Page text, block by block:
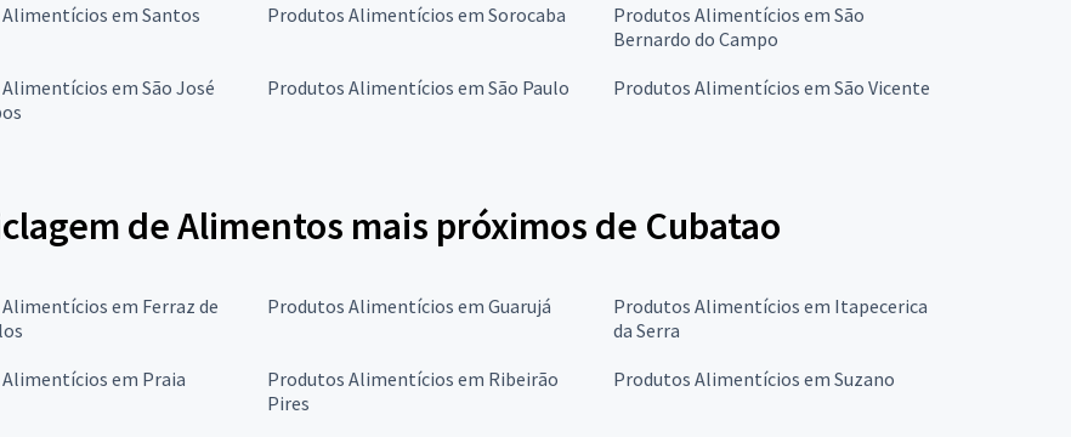
em Santos Produtos Alimentícios em Sorocaba
Produtos Alimentícios em São
Bernardo do Campo
em São José
Produtos Alimentícios em São Paulo Produtos Alimentícios em São Vicente
de Alimentos mais próximos de Cubatao
em Ferraz de
Produtos Alimentícios em Guarujá
Produtos Alimentícios em Itapecerica
da Serra
em Praia
Produtos Alimentícios em Ribeirão
Pires
Produtos Alimentícios em Suzano